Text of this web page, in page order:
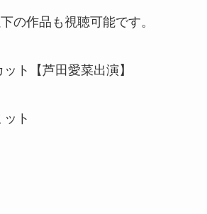
の作品も視聴可能です。
ト【芦田愛菜出演】
ト